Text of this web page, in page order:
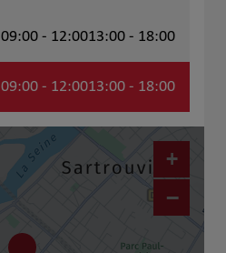
09:00 - 12:0013:00 - 18:00
09:00 - 12:0013:00 - 18:00
+
−